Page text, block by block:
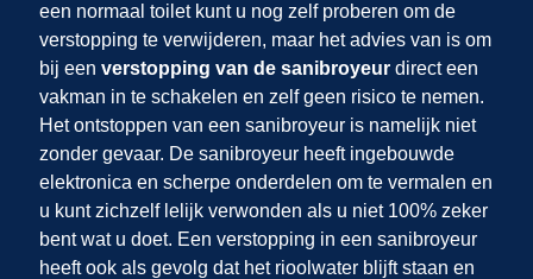
een normaal toilet kunt u nog zelf proberen om de
verstopping te verwijderen, maar het advies van is om
bij een verstopping van de sanibroyeurdirect een
vakman in te schakelen en zelf geen risico te nemen.
Het ontstoppen van een sanibroyeur is namelijk niet
zonder gevaar. De sanibroyeur heeft ingebouwde
elektronica en scherpe onderdelen om te vermalen en
u kunt zichzelf lelijk verwonden als u niet 100% zeker
bent wat u doet. Een verstopping in een sanibroyeur
heeft ook als gevolg dat het rioolwater blijft staan en